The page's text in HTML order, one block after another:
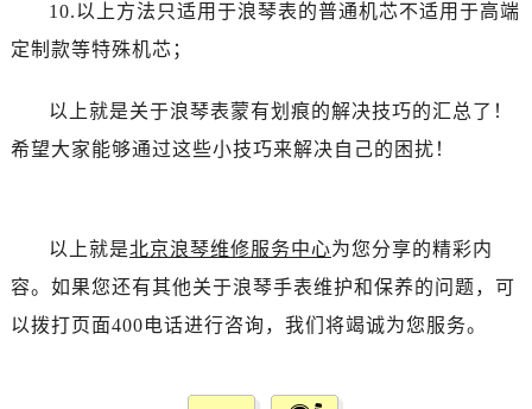
10.以上方法只适用于浪琴表的普通机芯不适用于高端
定制款等特殊机芯；
以上就是关于浪琴表蒙有划痕的解决技巧的汇总了！
希望大家能够通过这些小技巧来解决自己的困扰！
以上就是北京浪琴维修服务中心为您分享的精彩内
容。如果您还有其他关于浪琴手表维护和保养的问题，可
以拨打页面400电话进行咨询，我们将竭诚为您服务。